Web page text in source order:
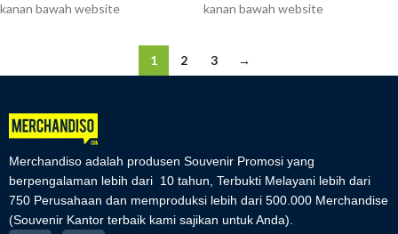
kanan bawah website
kanan bawah website
1 2 3 →
Merchandiso adalah produsen Souvenir Promosi yang
berpengalaman lebih dari 10 tahun, Terbukti Melayani lebih dari
750 Perusahaan dan memproduksi lebih dari 500.000 Merchandise
(Souvenir Kantor terbaik kami sajikan untuk Anda).